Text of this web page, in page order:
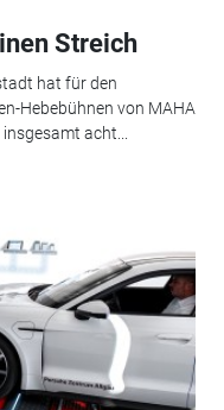
Streich
hat für den
Hebebühnen von MAHA
acht...